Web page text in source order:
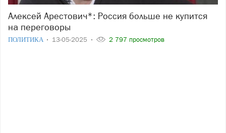
Алексей Арестович*: Россия больше не купится
на переговоры
ПОЛИТИКА 13-05-2025 2 797 просмотров